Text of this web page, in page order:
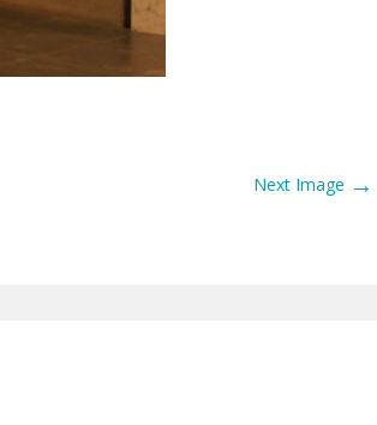
Next Image →